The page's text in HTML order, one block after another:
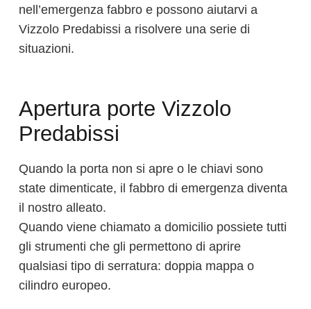
nell’emergenza fabbro e possono aiutarvi a
Vizzolo Predabissi a risolvere una serie di
situazioni.
Apertura porte Vizzolo
Predabissi
Quando la porta non si apre o le chiavi sono
state dimenticate, il fabbro di emergenza diventa
il nostro alleato.
Quando viene chiamato a domicilio possiete tutti
gli strumenti che gli permettono di aprire
qualsiasi tipo di serratura: doppia mappa o
cilindro europeo.